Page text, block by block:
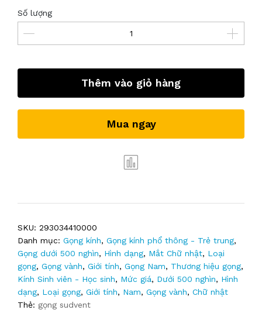
Số lượng
Thêm vào giỏ hàng
Mua ngay
SKU: 293034410000
Danh mục: Gọng kính, Gọng kính phổ thông - Trẻ trung,
Gọng dưới 500 nghìn, Hình dạng, Mắt Chữ nhật, Loại
gọng, Gọng vành, Giới tính, Gọng Nam, Thương hiệu gọng,
Kính Sinh viên - Học sinh, Mức giá, Dưới 500 nghìn, Hình
dạng, Loại gọng, Giới tính, Nam, Gọng vành, Chữ nhật
Thẻ: gọng sudvent